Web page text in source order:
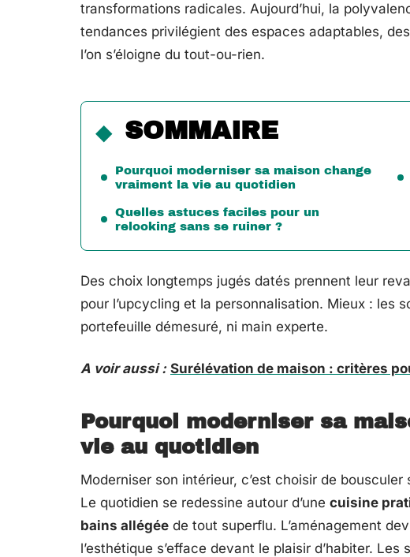
transformations radicales. Aujourd’hui, la
tendances privilégient des espaces adaptables,
l’on s’éloigne du tout-ou-rien.
SOMMAIRE
Pourquoi moderniser sa maison change
vraiment la vie au quotidien
Quelles astuces faciles pour un
relooking sans se ruiner ?
Des choix longtemps jugés datés prennent leur
pour l’upcycling et la personnalisation. Mieux : les
portefeuille démesuré, ni main experte.
A voir aussi : Surélévation de maison : critères
Pourquoi moderniser sa
vie au quotidien
Moderniser son intérieur, c’est choisir de
Le quotidien se redessine autour d’une cuisine
bains allégée de tout superflu. L’aménagement
l’esthétique s’efface devant le plaisir d’habiter. Les